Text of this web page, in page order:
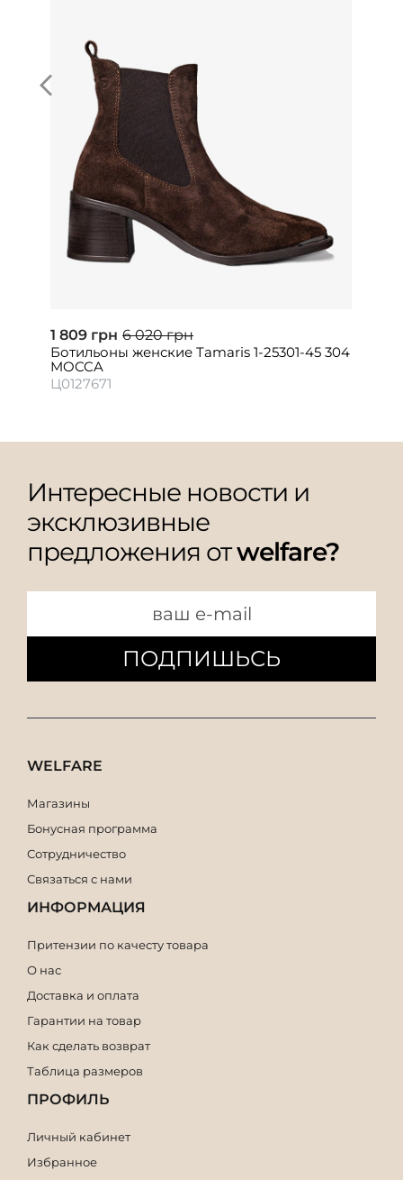
1 809 грн 6 020 грн
Ботильоны женские Tamaris 1-25301-45 304
MOCCA
Ц0127671
Интересные новости и
эксклюзивные
предложения отwelfare?
ПОДПИШЬСЬ
WELFARE
Магазины
Бонусная программа
Сотрудничество
Связаться с нами
ИНФОРМАЦИЯ
Притензии по качесту товара
О нас
Доставка и оплата
Гарантии на товар
Как сделать возврат
Таблица размеров
ПРОФИЛЬ
Личный кабинет
Избранное